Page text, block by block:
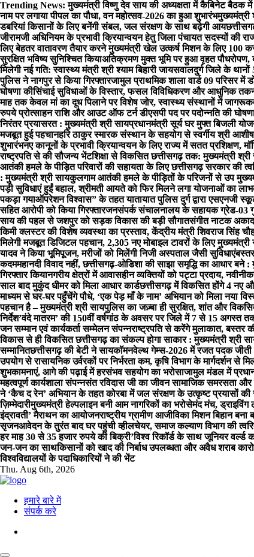
Skip
to
content
Trending News: मुख्यमंत्री विष्णु देव साय की अध्यक्षता में कैबिनेट बैठक में
नाम पर लगाया पीपल का पौधा, वन महोत्सव-2026 का हुआ शुभारंभमुख्यमंत्री
डबरियां किसानों के लिए बनेंगी संबल, जल संरक्षण के साथ बढ़ेगी आय
जीरामजी अधिनियम के प्रभावी क्रियान्वयन हेतु जिला पंचायत सदस्यों की
लिए बेहतर वातावरण तैयार करने मुख्यमंत्री खेल उत्कर्ष मिशन के लिए 100
सुरक्षित भविष्य सुनिश्चित कियाअतिक्रमण मुक्त भूमि पर हुआ वृहत पौधरोपण,
मिलेगी नई गति: स्वास्थ्य मंत्री श्री श्याम बिहारी जायसवालदुर्ग जिले के
पुलिस ने नागपुर से किया गिरफ्तारजामुल प्राथमिक शाला वार्ड 09 परिसर में
घोषणा कीसिंचाई सुविधाओं के विस्तार, फसल विविधिकरण और आधुनिक
माह तक केवल मां का दूध पिलाने पर विशेष जोर, स्वास्थ्य संस्थानों में
रुपये प्रोत्साहन राशि और आउट ऑफ टर्न डीएसपी पद पर पदोन्नति की
निरंतर प्रयासरत : मुख्यमंत्री श्री सायप्रधानमंत्री सूर्य घर मुफ्त बिजली
मजबूत हुई पहचानहरि ठाकुर स्मारक संस्थान के सहयोग से स्वर्गीय श्री आशीष
शुभारंभनए कानूनों के प्रभावी क्रियान्वयन के लिए राज्य में सतत प्रशिक्षण,
राष्ट्रपति से की सौजन्य भेंटशिक्षा से विकसित छत्तीसगढ़ तक: मुख्यमंत्री श्री
आतंकी हमले के पीड़ित परिवारों की सहायता के लिए छत्तीसगढ़ सरकार की
: मुख्यमंत्री श्री सायकुलगाम आतंकी हमले के पीड़ितों के परिजनों से उप
पड़ी सुविधाएं हुईं बहाल, श्रीमती आयते को फिर मिलने लगा योजनाओं का लाभ
पकड़ा गयाऑपरेशन विश्वास” के तहत यातायात पुलिस दुर्ग द्वारा एसएनजी
सहित आरोपी को किया गिरफ्तारजनसंपर्क संचालनालय के सहायक ग्रेड-03
साय की पहल से जशपुर को सड़क विकास की बड़ी सौगातसंगीत नाटक
किमी क्लस्टर की विशेष व्यवस्था का प्रस्ताव, केंद्रीय मंत्री शिवराज सिंह
मिलेगी मजबूत डिजिटल पहचान, 2,305 नए मोबाइल टावरों के लिए मुख्यमंत्री
यादव ने किया भूमिपूजन, मरीजों को मिलेंगी निजी अस्पताल जैसी सुविधाएं
कदममहानदी विवाद नहीं, छत्तीसगढ़-ओडिशा की साझा समृद्धि का आधार बने :
गिरफ्तार कियानगरीय क्षेत्रों में आवासहीन व्यक्तियों को पट्टा प्रदाय,
साल बाद मुकुंद धीमर को मिला आधार कार्डछत्तीसगढ़ में विकसित होंगे 4 नए
माध्यम से घर-घर पहुँचेंगे पौधे, ‘एक पेड़ माँ के नाम’ अभियान को मिला नया
पहचान है – मुख्यमंत्री श्री सायपुलिस का जज़्बा ही सुरक्षित, शांत और
निर्देश’वंदे मातरम’ की 150वीं वर्षगांठ के अवसर पर जिले में 7 से 15 अगस्त
जन सम्मान एवं कार्यकर्ता सम्मेलन संपन्नराष्ट्रपति से करेंगे मुलाकात, बस्तर
विकास से ही विकसित छत्तीसगढ़ का संकल्प होगा साकार : मुख्यमंत्री श्री
सम्मानितछत्तीसगढ़ की बेटी ने सायकॉमनवेल्थ गेम्स-2026 में रजत पदक जीती
उपयोग से रासायनिक उर्वरकों पर निर्भरता कम, कृषि विभाग के मार्गदर्शन से
शुभकामनाएं, आगे की पढ़ाई में हरसंभव सहयोग का भरोसाजामुल मंडल में
महत्वपूर्ण कार्यशाला संपन्नसंत रविदास जी का जीवन सामाजिक समरसता
ने ‘कैच द रेन’ अभियान के तहत कोरबा में जल संरक्षण के उत्कृष्ट प्रयासों की
ज़िम्मेदारीमुख्यमंत्री हेल्पलाइन बनी आम नागरिकों का भरोसेमंद मंच,
इंद्रावती’ मैराथन का आयोजनराष्ट्रीय ग्रामीण आजीविका मिशन बिहान
सृजनआवेदन के तुरंत बाद घर पहुंची व्हीलचेयर, समाज कल्याण विभाग की
हर माह 30 से 35 हजार रुपये की बिक्री’विश्व रिकॉर्ड के साथ जूनियर वर्ल्ड
जन-जन का साथकिसानों को खाद की निर्बाध उपलब्धता और अवैध शराब
विश्वविद्यालयों के पदाधिकारियों ने की भेंट
Thu. Aug 6th, 2026
हमारे बारे में
संपर्क करे